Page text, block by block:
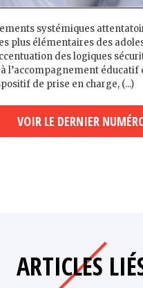
systémiques
plus élémentaires des
des logiques
l’accompagnement éducatif
de prise en charge, (...)
VOIR LE DERNIER
ARTICLES